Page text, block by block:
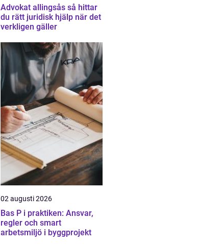
Advokat allingsås så hittar
du rätt juridisk hjälp när det
verkligen gäller
02 augusti 2026
Bas P i praktiken: Ansvar,
regler och smart
arbetsmiljö i byggprojekt